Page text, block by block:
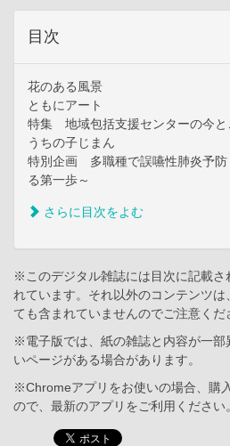
目次
花のある風景
ともにアート
特集 地域包括支援センターの今と
うちの子じまん
特別企画 多職種で誤嚥性肺炎予防
る第一歩～
さらに目次をよむ
※このデジタル雑誌には目次に記載さ
れています。それ以外のコンテンツ
ても含まれていませんのでご注意くだ
※電子版では、紙の雑誌と内容が一部
いページがある場合があります。
※Chromeアプリをお使いの場合、購
ので、最新のアプリをご利用ください。